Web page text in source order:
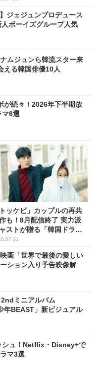
ジェジュンプロデュース
ボーイズグループ人気
ムジュンら韓流スター来
える韓国俳優10人
が続々！2026年下半期放
マ6選
トッケビ」カップルの再共
も！8月配信終了 実力派
ストが贈る「韓国ドラ
5選
画「世界で最後の愛しい
ション入り予告映像解
ミニアルバム
年BEAST」新ビジュアル
シュ！Netflix・Disney+で
マ3選